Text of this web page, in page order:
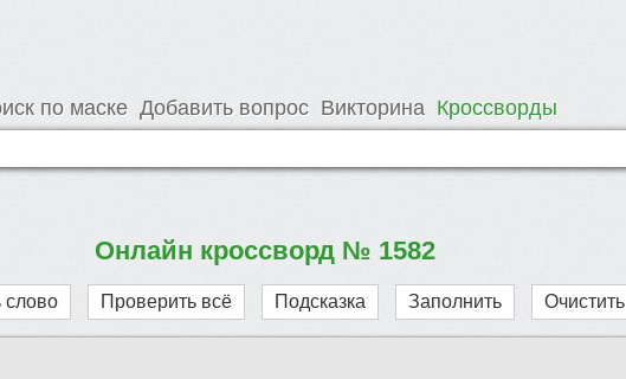
по маске Добавить вопрос Викторина Кроссворды
Онлайн кроссворд № 1582
слово Проверить всё Подсказка Заполнить Очистить